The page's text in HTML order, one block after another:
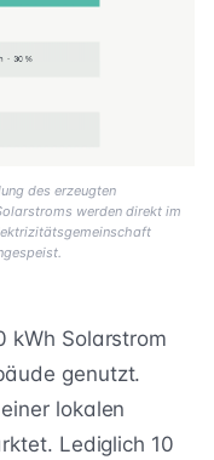
des erzeugten
werden direkt im
kWh Solarstrom
genutzt.
lokalen
Lediglich 10